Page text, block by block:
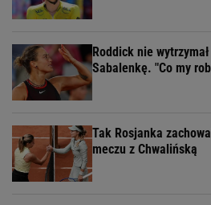
Roddick nie
Sabalenkę. "Co my
Tak Rosjanka
meczu z Chwalińską